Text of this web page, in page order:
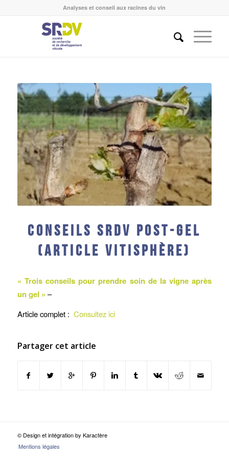
Analyses et conseil aux racines du vin
Conseils SRDV post-gel
(Article Vitisphère)
« Trois conseils pour prendre soin de la vigne après
un gel » –
Article complet : Consultez ici
Partager cet article
© Design et intégration by Karactère
Mentions légales